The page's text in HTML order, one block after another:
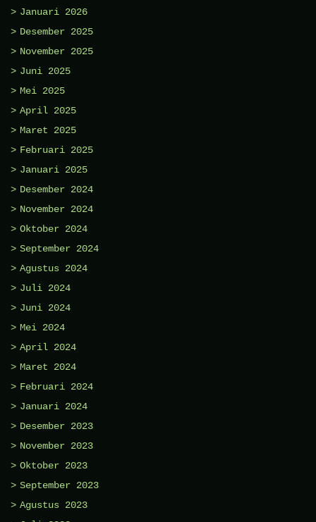
Januari 2026
Desember 2025
November 2025
Juni 2025
Mei 2025
April 2025
Maret 2025
Februari 2025
Januari 2025
Desember 2024
November 2024
Oktober 2024
September 2024
Agustus 2024
Juli 2024
Juni 2024
Mei 2024
April 2024
Maret 2024
Februari 2024
Januari 2024
Desember 2023
November 2023
Oktober 2023
September 2023
Agustus 2023